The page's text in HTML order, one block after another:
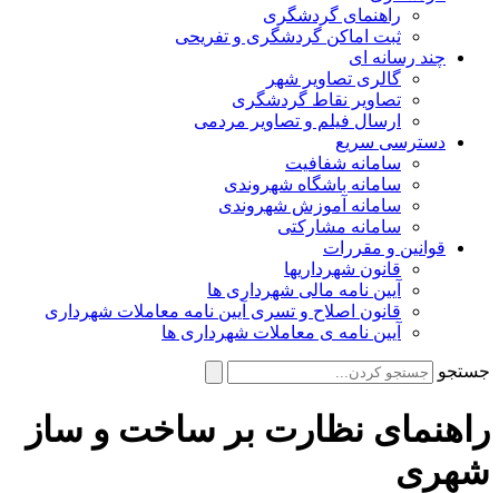
راهنمای گردشگری
ثبت اماکن گردشگری و تفریحی
چند رسانه ای
گالری تصاویر شهر
تصاویر نقاط گردشگری
ارسال فیلم و تصاویر مردمی
دسترسی سریع
سامانه شفافیت
سامانه باشگاه شهروندی
سامانه آموزش شهروندی
سامانه مشارکتی
قوانین و مقررات
قانون شهرداریها
آیین نامه مالی شهرداری ها
قانون اصلاح و تسری آیین نامه معاملات شهرداری
آیین نامه ی معاملات شهرداری ها
جستجو
راهنمای نظارت بر ساخت و ساز
شهری